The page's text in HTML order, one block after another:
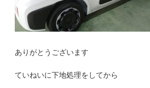
ありがとうございます
ていねいに下地処理をしてから